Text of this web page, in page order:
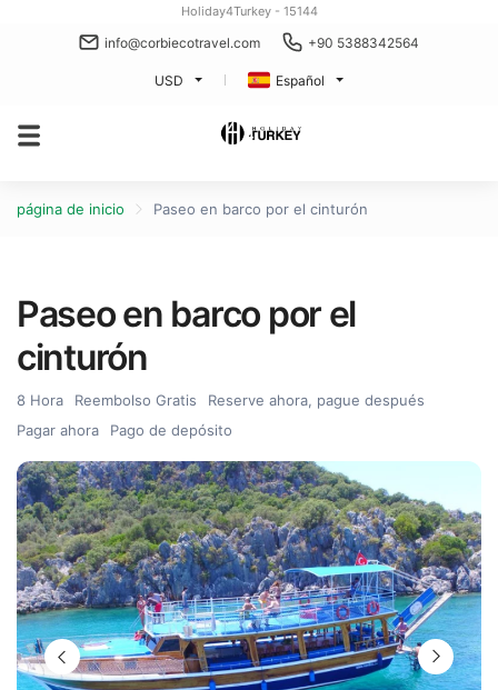
Holiday4Turkey - 15144
info@corbiecotravel.com +90 5388342564
USD Español
página de inicio Paseo en barco por el cinturón
Paseo en barco por el
cinturón
8 Hora Reembolso Gratis
Reserve ahora, pague después
Pagar ahora
Pago de depósito